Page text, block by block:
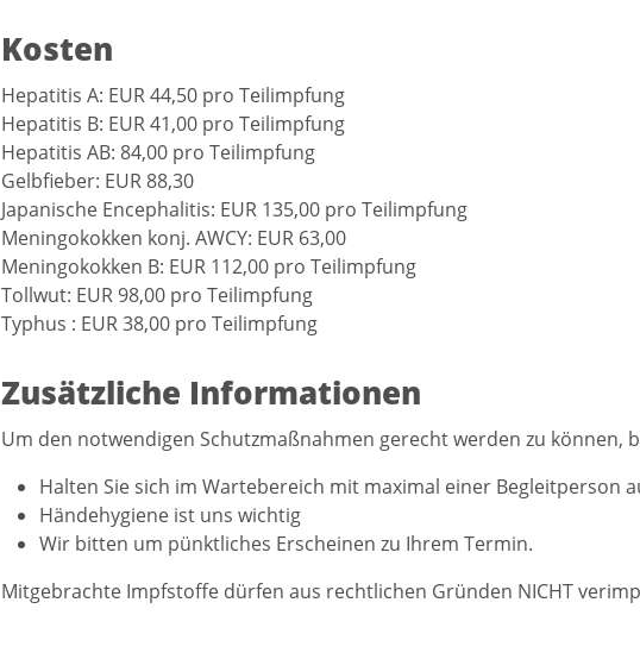
Kosten
Hepatitis A: EUR 44,50 pro Teilimpfung
Hepatitis B: EUR 41,00 pro Teilimpfung
Hepatitis AB: 84,00 pro Teilimpfung
Gelbfieber: EUR 88,30
Japanische Encephalitis: EUR 135,00 pro Teilimpfung
Meningokokken konj. AWCY: EUR 63,00
Meningokokken B: EUR 112,00 pro Teilimpfung
Tollwut: EUR 98,00 pro Teilimpfung
Typhus : EUR 38,00 pro Teilimpfung
Zusätzliche Informationen
Um den notwendigen Schutzmaßnahmen gerecht werden zu können,
Halten Sie sich im Wartebereich mit maximal einer Begleitperson
Händehygiene ist uns wichtig
Wir bitten um pünktliches Erscheinen zu Ihrem Termin.
Mitgebrachte Impfstoffe dürfen aus rechtlichen Gründen NICHT